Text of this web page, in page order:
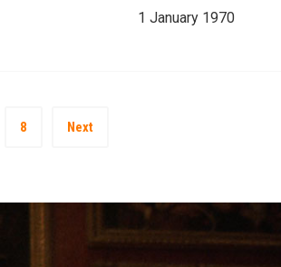
1 January 1970
8 Next